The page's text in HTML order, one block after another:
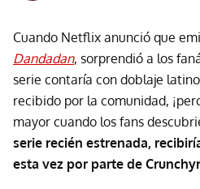
Cuando Netflix anunció que
Dandadan, sorprendió a los
serie contaría con doblaje
recibido por la comunidad,
mayor cuando los fans
serie recién estrenada,
esta vez por parte de